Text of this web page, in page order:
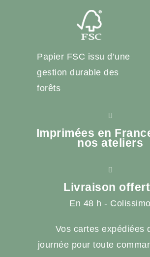
Papier FSC issu d’une
gestion durable des
forêts
Imprimées en
nos ateliers
Livraison
En 48 h - Colissimo
Vos cartes expédiées
journée pour toute